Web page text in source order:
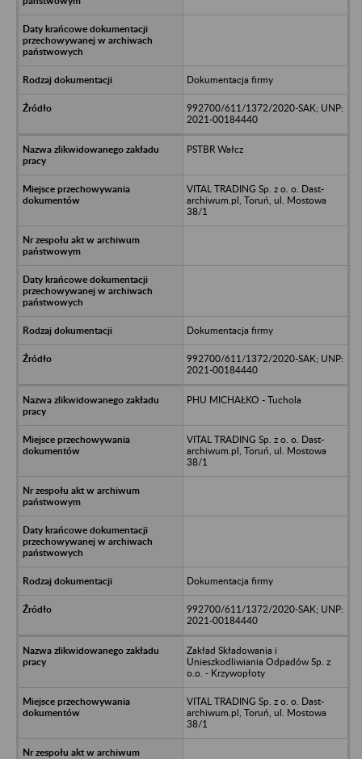
Dokumentacja firmy
992700/611/1372/2020-SAK; UNP:
2021-00184440
PSTBR Wałcz
VITAL TRADING Sp. z o. o. Dast-
archiwum.pl, Toruń, ul. Mostowa
38/1
Dokumentacja firmy
992700/611/1372/2020-SAK; UNP:
2021-00184440
PHU MICHAŁKO - Tuchola
VITAL TRADING Sp. z o. o. Dast-
archiwum.pl, Toruń, ul. Mostowa
38/1
Dokumentacja firmy
992700/611/1372/2020-SAK; UNP:
2021-00184440
Zakład Składowania i
Unieszkodliwiania Odpadów Sp. z
o.o. - Krzywopłoty
VITAL TRADING Sp. z o. o. Dast-
archiwum.pl, Toruń, ul. Mostowa
38/1